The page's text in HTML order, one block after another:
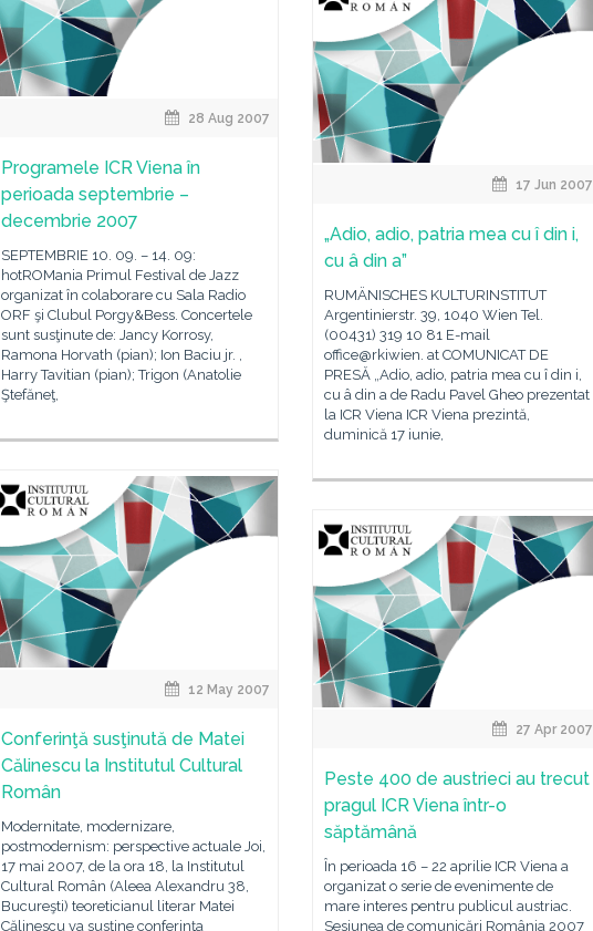
28 Aug 2007
Programele ICR Viena în
perioada septembrie –
decembrie 2007
SEPTEMBRIE 10. 09. – 14. 09:
hotROMania Primul Festival de Jazz
organizat în colaborare cu Sala Radio
ORF şi Clubul Porgy&Bess. Concertele
sunt susţinute de: Jancy Korrosy,
Ramona Horvath (pian); Ion Baciu jr. ,
Harry Tavitian (pian); Trigon (Anatolie
Ştefăneţ,
17 Jun 2007
„Adio, adio, patria mea cu î din i,
cu â din a”
RUMÄNISCHES KULTURINSTITUT
Argentinierstr. 39, 1040 Wien Tel.
(00431) 319 10 81 E-mail
office@rkiwien. at COMUNICAT DE
PRESĂ „Adio, adio, patria mea cu î din i,
cu â din a de Radu Pavel Gheo prezentat
la ICR Viena ICR Viena prezintă,
duminică 17 iunie,
12 May 2007
Conferinţă susţinută de Matei
Călinescu la Institutul Cultural
Român
Modernitate, modernizare,
postmodernism: perspective actuale Joi,
17 mai 2007, de la ora 18, la Institutul
Cultural Român (Aleea Alexandru 38,
Bucureşti) teoreticianul literar Matei
Călinescu va susţine conferinţa
27 Apr 2007
Peste 400 de austrieci au trecut
pragul ICR Viena într-o
săptămână
În perioada 16 – 22 aprilie ICR Viena a
organizat o serie de evenimente de
mare interes pentru publicul austriac.
Sesiunea de comunicări România 2007